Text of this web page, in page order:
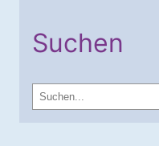
Suchen
u